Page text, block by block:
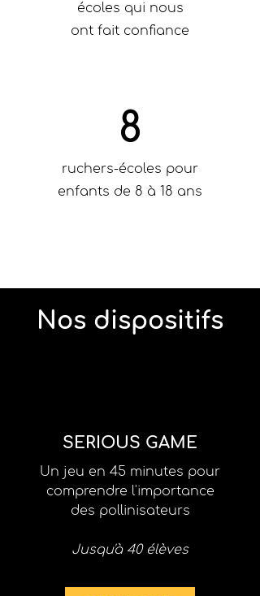
écoles qui nous
ont fait confiance
8
ruchers-écoles pour
enfants de 8 à 18 ans
Nos dispositifs
SERIOUS GAME
Un jeu en 45 minutes pour
comprendre l'importance
des pollinisateurs
Jusqu'à 40 élèves